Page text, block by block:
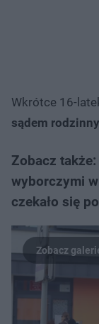
Wkrótce 16-
sądem
Zobacz
wyborczymi
czekało się